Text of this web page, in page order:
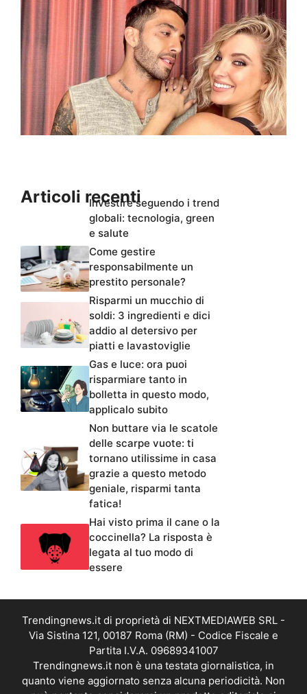
Articoli recentiInvestire seguendo i trend
globali: tecnologia, green
e salute
Come gestire
responsabilmente un
prestito personale?
Risparmi un mucchio di
soldi: 3 ingredienti e dici
addio al detersivo per
piatti e lavastoviglie
Gas e luce: ora puoi
risparmiare tanto in
bolletta in questo modo,
applicalo subito
Non buttare via le scatole
delle scarpe vuote: ti
tornano utilissime in casa
grazie a questo metodo
geniale, risparmi tanta
fatica!
Hai visto prima il cane o la
coccinella? La risposta è
legata al tuo modo di
essere
Trendingnews.it di proprietà di NEXTMEDIAWEB SRL -
Via Sistina 121, 00187 Roma (RM) - Codice Fiscale e
Partita I.V.A. 09689341007
Trendingnews.it non è una testata giornalistica, in
quanto viene aggiornato senza alcuna periodicità. Non